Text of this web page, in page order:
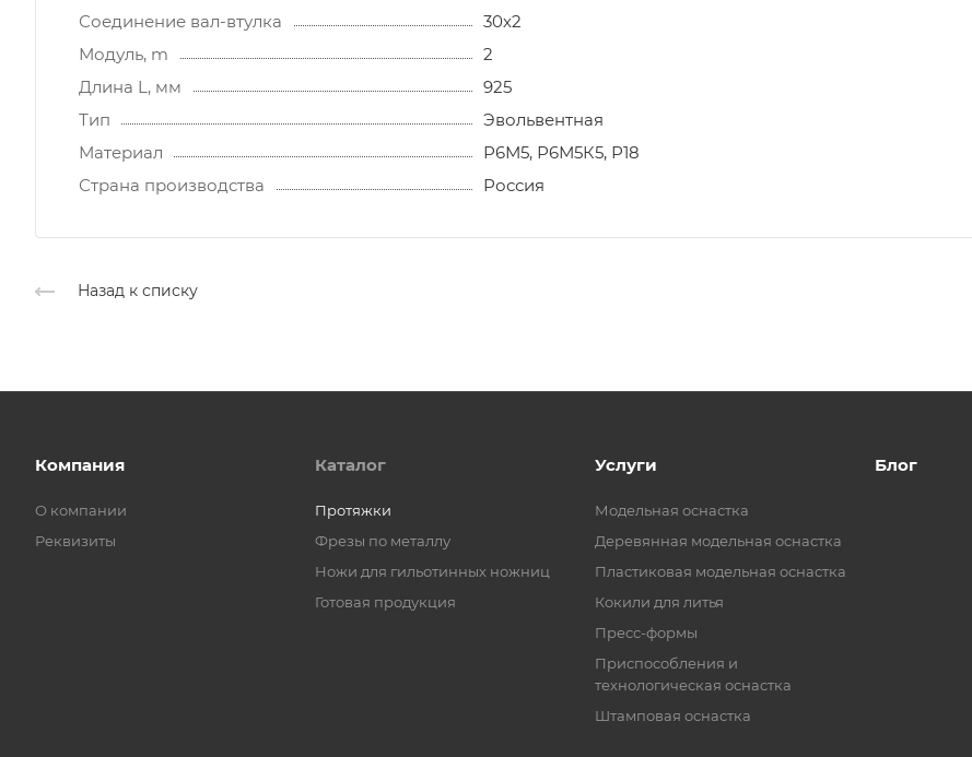
Соединение вал-втулка
30х2
Модуль, m
2
Длина L, мм
925
Тип
Эвольвентная
Материал
Р6М5, Р6М5К5, Р18
Страна производства
Россия
Назад к списку
Компания
О компании
Реквизиты
Каталог
Протяжки
Фрезы по металлу
Ножи для гильотинных ножниц
Готовая продукция
Услуги
Модельная оснастка
Деревянная модельная оснастка
Пластиковая модельная оснастка
Кокили для литья
Пресс-формы
Приспособления и
технологическая оснастка
Штамповая оснастка
Блог